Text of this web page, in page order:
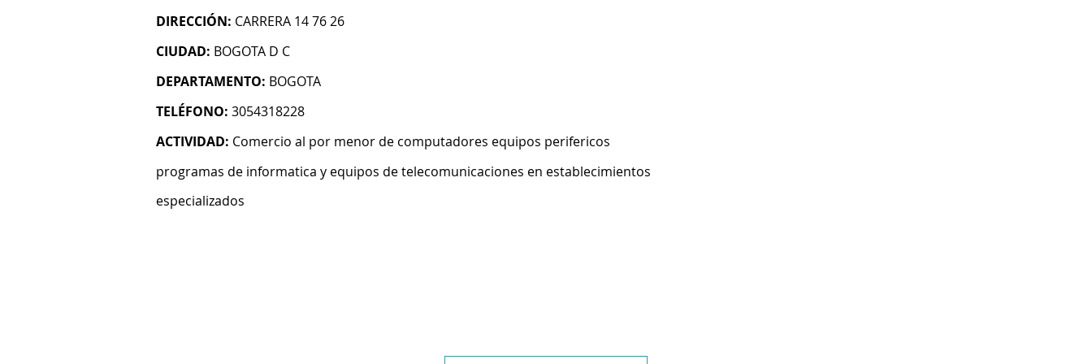
DIRECCIÓN: CARRERA 14 76 26
CIUDAD: BOGOTA D C
DEPARTAMENTO: BOGOTA
TELÉFONO: 3054318228
ACTIVIDAD: Comercio al por menor de computadores equipos perifericos
programas de informatica y equipos de telecomunicaciones en establecimientos
especializados